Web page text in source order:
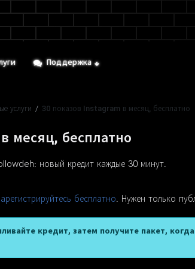
Поддержка
услуги / 30 показов Instagram в месяц, бесплатно
месяц, бесплатно
новый кредит каждые 30 минут.
бесплатно. Нужен только
кредит, затем получите пакет,